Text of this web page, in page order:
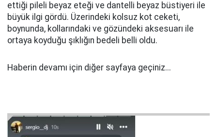
ettiği pileli beyaz eteği ve dantelli beyaz büstiyeri ile
büyük ilgi gördü. Üzerindeki kolsuz kot ceketi,
boynunda, kollarındaki ve gözündeki aksesuarı ile
ortaya koyduğu şıklığın bedeli belli oldu.
Haberin devamı için diğer sayfaya geçiniz...